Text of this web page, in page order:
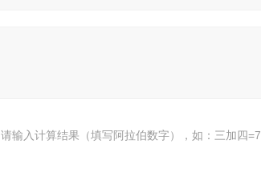
请输入计算结果（填写阿拉伯数字），如：三加四=7